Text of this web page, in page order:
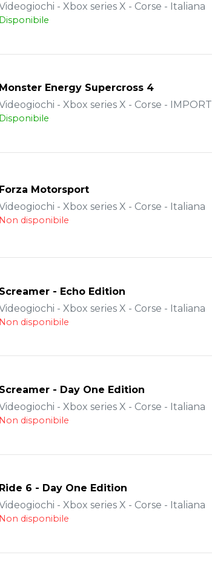
- Xbox series X - Corse - Italiana
Disponibile
Monster Energy Supercross 4
- Xbox series X - Corse - IMPORT
Disponibile
Forza Motorsport
- Xbox series X - Corse - Italiana
Non disponibile
Screamer - Echo Edition
- Xbox series X - Corse - Italiana
Non disponibile
Screamer - Day One Edition
- Xbox series X - Corse - Italiana
Non disponibile
Ride 6 - Day One Edition
- Xbox series X - Corse - Italiana
Non disponibile